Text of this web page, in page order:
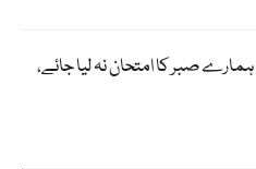
صبر کا امتحان نہ لیا جائے،